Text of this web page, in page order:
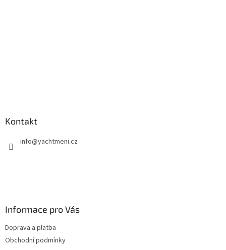
Kontakt
info@yachtmeni.cz
Informace pro Vás
Doprava a platba
Obchodní podmínky